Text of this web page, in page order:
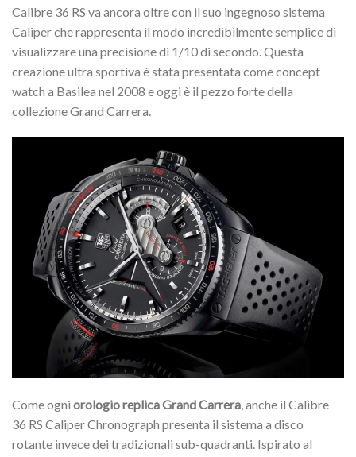
Calibre 36 RS va ancora oltre con il suo ingegnoso sistema
Caliper che rappresenta il modo incredibilmente semplice di
visualizzare una precisione di 1/10 di secondo. Questa
creazione ultra sportiva è stata presentata come concept
watch a Basilea nel 2008 e oggi è il pezzo forte della
collezione Grand Carrera.
Come ogni orologio replica Grand Carrera, anche il Calibre
36 RS Caliper Chronograph presenta il sistema a disco
rotante invece dei tradizionali sub-quadranti. Ispirato al